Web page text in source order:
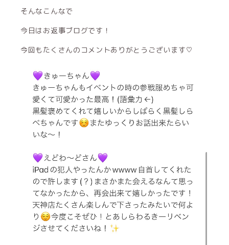
そんなこんなで
今日はお返事ブログです！
今回もたくさんのコメントありがとうございます♡